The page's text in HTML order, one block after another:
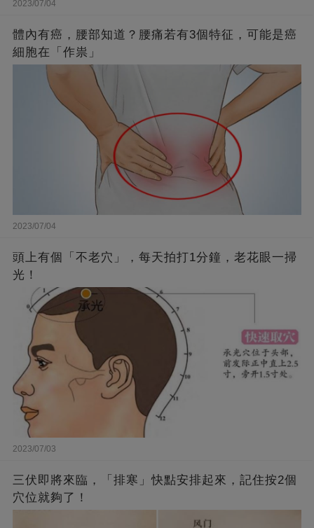
2023/07/04
體內有癌，腰部知道？腰痛若有3個特征，可能是癌
細胞在「作祟」
2023/07/04
頭上有個「不老穴」，每天拍打1分鐘，老花眼一掃
光！
2023/07/03
三伏即將來臨，「排寒」快點安排起來，記住按2個
穴位就夠了！